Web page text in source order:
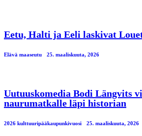
Eetu, Halti ja Eeli laskivat
Elävä maaseutu 25. maaliskuuta, 2026
Uutuuskomedia Bodi Längvits
naurumatkalle läpi historian
2026 kulttuuripääkaupunkivuosi 25. maaliskuuta, 2026